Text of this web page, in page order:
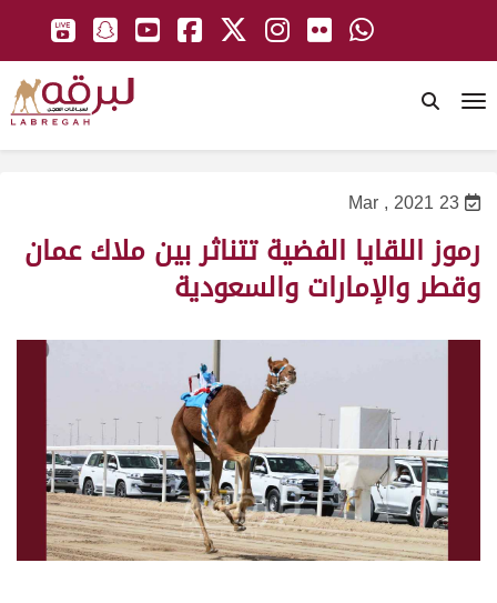
23 Mar , 2021
رموز اللقايا الفضية تتناثر بين ملاك عمان
وقطر والإمارات والسعودية